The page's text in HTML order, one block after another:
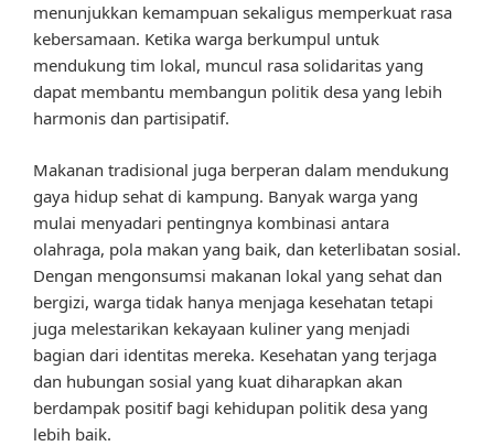
menunjukkan kemampuan sekaligus memperkuat rasa
kebersamaan. Ketika warga berkumpul untuk
mendukung tim lokal, muncul rasa solidaritas yang
dapat membantu membangun politik desa yang lebih
harmonis dan partisipatif.
Makanan tradisional juga berperan dalam mendukung
gaya hidup sehat di kampung. Banyak warga yang
mulai menyadari pentingnya kombinasi antara
olahraga, pola makan yang baik, dan keterlibatan sosial.
Dengan mengonsumsi makanan lokal yang sehat dan
bergizi, warga tidak hanya menjaga kesehatan tetapi
juga melestarikan kekayaan kuliner yang menjadi
bagian dari identitas mereka. Kesehatan yang terjaga
dan hubungan sosial yang kuat diharapkan akan
berdampak positif bagi kehidupan politik desa yang
lebih baik.